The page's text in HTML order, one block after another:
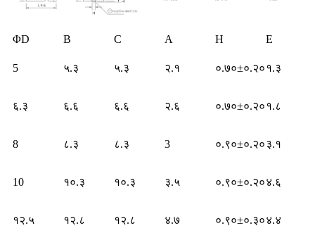
ΦD B C A H E
5 ५.३ ५.३ २.१ ०.७०±०.२०१.३
६.३ ६.६ ६.६ २.६ ०.७०±०.२०१.८
8 ८.३ ८.३ 3 ०.९०±०.२०३.१
10 १०.३ १०.३ ३.५ ०.९०±०.२०४.६
१२.५ १२.८ १२.८ ४.७ ०.९०±०.३०४.४